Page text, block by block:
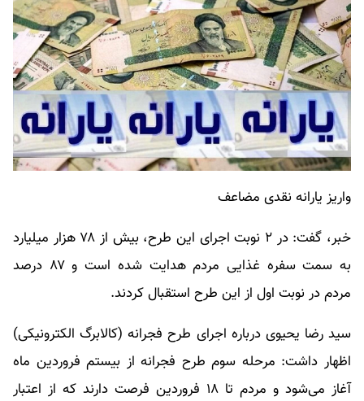
واریز یارانه نقدی مضاعف
خبر، گفت: در ۲ نوبت اجرای این طرح، بیش از ۷۸ هزار میلیارد
به سمت سفره غذایی مردم هدایت شده است و ۸۷ درصد
مردم در نوبت اول از این طرح استقبال کردند.
سید رضا یحیوی درباره اجرای طرح فجرانه (کالابرگ الکترونیکی)
اظهار داشت: مرحله سوم طرح فجرانه از بیستم فروردین ماه
آغاز می‌شود و مردم تا ۱۸ فروردین فرصت دارند که از اعتبار